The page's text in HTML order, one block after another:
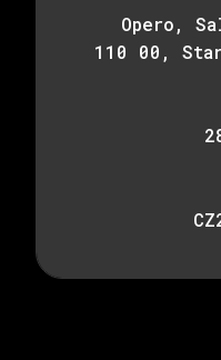
Opero,
110 00,